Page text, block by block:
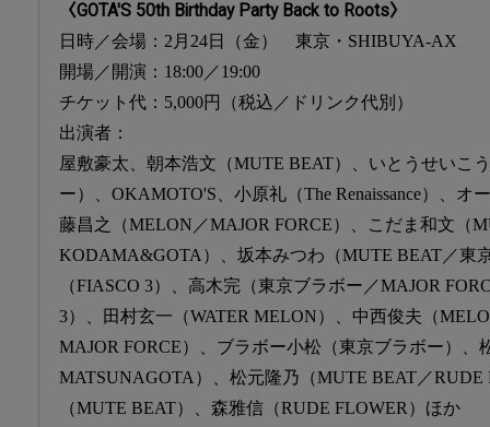
〈GOTA'S 50th Birthday Party Back to Roots〉
日時／会場：2月24日（金） 東京・SHIBUYA-AX
開場／開演：18:00／19:00
チケット代：5,000円（税込／ドリンク代別）
出演者：
屋敷豪太、朝本浩文（MUTE BEAT）、いとうせいこ
ー）、OKAMOTO'S、小原礼（The Renaissance）、オ
藤昌之（MELON／MAJOR FORCE）、こだま和文（
KODAMA&GOTA）、坂本みつわ（MUTE BEAT／東
（FIASCO 3）、高木完（東京ブラボー／MAJOR
3）、田村玄一（WATER MELON）、中西俊夫（
MAJOR FORCE）、ブラボー小松（東京ブラボー）、
MATSUNAGOTA）、松元隆乃（MUTE BEAT／
（MUTE BEAT）、森雅信（RUDE FLOWER）ほか